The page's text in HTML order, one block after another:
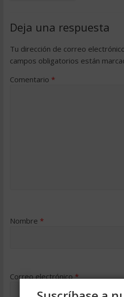
Deja una respuesta
Tu dirección de correo
campos obligatorios están
Comentario *
Nombre *
Correo electrónico *